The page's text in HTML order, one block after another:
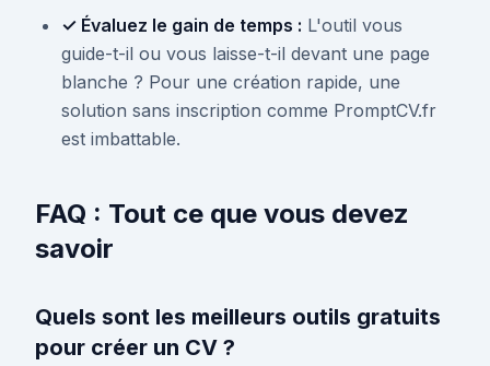
✓ Évaluez le gain de temps : L'outil vous
guide-t-il ou vous laisse-t-il devant une page
blanche ? Pour une création rapide, une
solution sans inscription comme PromptCV.fr
est imbattable.
FAQ : Tout ce que vous devez
savoir
Quels sont les meilleurs outils gratuits
pour créer un CV ?